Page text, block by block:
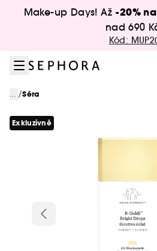
Přejít na hlavní obsah
Make-up Days! Až -20%
nad 690
Kód:
... /Séra
Exkluzivně